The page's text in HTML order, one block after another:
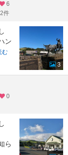
6
件
ン
む
3
0
ら